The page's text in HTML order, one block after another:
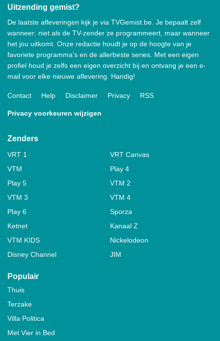
Uitzending gemist?
De laatste afleveringen kijk je via TVGemist.be. Je bepaalt zelf
wanneer: niet als de TV-zender ze programmeert, maar wanneer
het jou uitkomt. Onze redactie houdt je op de hoogte van je
favoriete programma's en de allerbeste series. Met een eigen
profiel houd je zelfs een eigen overzicht bij en ontvang je een e-
mail voor elke nieuwe aflevering. Handig!
Contact Help Disclaimer Privacy RSS
Privacy voorkeuren wijzigen
Zenders
VRT 1
VRT Canvas
VTM
Play 4
Play 5
VTM 2
VTM 3
VTM 4
Play 6
Sporza
Ketnet
Kanaal Z
VTM KIDS
Nickelodeon
Disney Channel
JIM
Populair
Thuis
Terzake
Villa Politica
Met Vier in Bed